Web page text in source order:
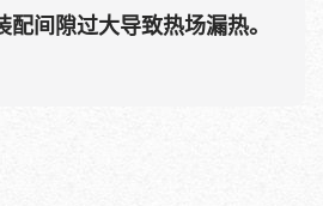
间隙过大导致热场漏热。